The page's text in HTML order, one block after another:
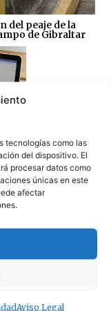
tecnologías como las
del dispositivo. El
procesar datos como
únicas en este
afectar
Aviso Legal
del peaje de la
de Gibraltar
de Paz de
El